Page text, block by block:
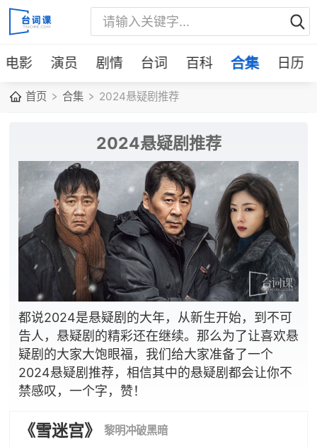
电影 演员 剧情 台词 百科 合集 日历
首页 合集 2024悬疑剧推荐
2024悬疑剧推荐
都说2024是悬疑剧的大年，从新生开始，到不可
告人，悬疑剧的精彩还在继续。那么为了让喜欢悬
疑剧的大家大饱眼福，我们给大家准备了一个
2024悬疑剧推荐，相信其中的悬疑剧都会让你不
禁感叹，一个字，赞！
《雪迷宫》
黎明冲破黑暗